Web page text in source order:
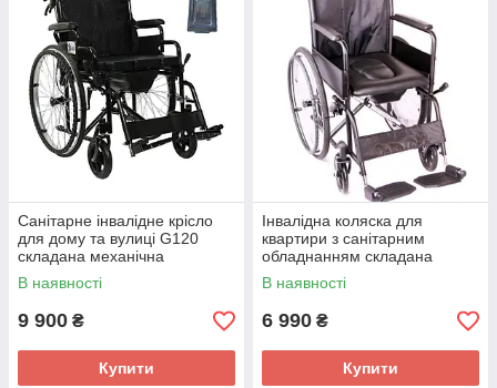
Санітарне інвалідне крісло
для дому та вулиці G120
складана механічна
інвалідна коляска з туалетом
В наявності
9 900 ₴
Купити
Інвалідна коляска для
квартири з санітарним
обладнанням складана
Economy 2 OSD Санітарне
інвалідне крісло
В наявності
6 990 ₴
Купити